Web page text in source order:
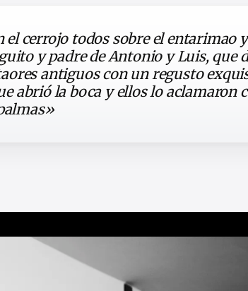
el cerrojo todos sobre el entarimao
y padre de Antonio y Luis, que
antiguos con un regusto
abrió la boca y ellos lo aclamaron